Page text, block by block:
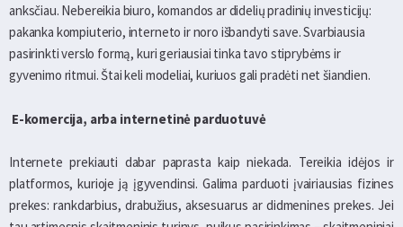
anksčiau. Nebereikia biuro, komandos ar didelių pradinių investicijų:
pakanka kompiuterio, interneto ir noro išbandyti save. Svarbiausia
pasirinkti verslo formą, kuri geriausiai tinka tavo stiprybėms ir
gyvenimo ritmui. Štai keli modeliai, kuriuos gali pradėti net šiandien.
E-komercija, arba internetinė parduotuvė
Internete prekiauti dabar paprasta kaip niekada. Tereikia idėjos ir
platformos, kurioje ją įgyvendinsi. Galima parduoti įvairiausias fizines
prekes: rankdarbius, drabužius, aksesuarus ar didmenines prekes. Jei